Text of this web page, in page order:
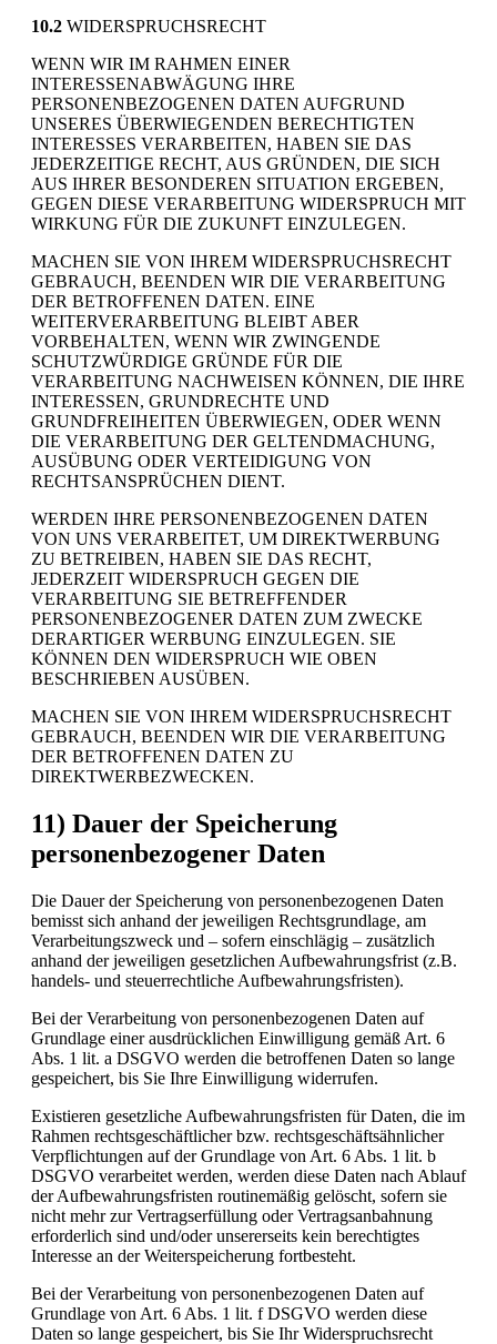
10.2 WIDERSPRUCHSRECHT
WENN WIR IM RAHMEN EINER
INTERESSENABWÄGUNG IHRE
PERSONENBEZOGENEN DATEN AUFGRUND
UNSERES ÜBERWIEGENDEN BERECHTIGTEN
INTERESSES VERARBEITEN, HABEN SIE DAS
JEDERZEITIGE RECHT, AUS GRÜNDEN, DIE SICH
AUS IHRER BESONDEREN SITUATION ERGEBEN,
GEGEN DIESE VERARBEITUNG WIDERSPRUCH MIT
WIRKUNG FÜR DIE ZUKUNFT EINZULEGEN.
MACHEN SIE VON IHREM WIDERSPRUCHSRECHT
GEBRAUCH, BEENDEN WIR DIE VERARBEITUNG
DER BETROFFENEN DATEN. EINE
WEITERVERARBEITUNG BLEIBT ABER
VORBEHALTEN, WENN WIR ZWINGENDE
SCHUTZWÜRDIGE GRÜNDE FÜR DIE
VERARBEITUNG NACHWEISEN KÖNNEN, DIE IHRE
INTERESSEN, GRUNDRECHTE UND
GRUNDFREIHEITEN ÜBERWIEGEN, ODER WENN
DIE VERARBEITUNG DER GELTENDMACHUNG,
AUSÜBUNG ODER VERTEIDIGUNG VON
RECHTSANSPRÜCHEN DIENT.
WERDEN IHRE PERSONENBEZOGENEN DATEN
VON UNS VERARBEITET, UM DIREKTWERBUNG
ZU BETREIBEN, HABEN SIE DAS RECHT,
JEDERZEIT WIDERSPRUCH GEGEN DIE
VERARBEITUNG SIE BETREFFENDER
PERSONENBEZOGENER DATEN ZUM ZWECKE
DERARTIGER WERBUNG EINZULEGEN. SIE
KÖNNEN DEN WIDERSPRUCH WIE OBEN
BESCHRIEBEN AUSÜBEN.
MACHEN SIE VON IHREM WIDERSPRUCHSRECHT
GEBRAUCH, BEENDEN WIR DIE VERARBEITUNG
DER BETROFFENEN DATEN ZU
DIREKTWERBEZWECKEN.
11) Dauer der Speicherung
personenbezogener Daten
Die Dauer der Speicherung von personenbezogenen Daten
bemisst sich anhand der jeweiligen Rechtsgrundlage, am
Verarbeitungszweck und – sofern einschlägig – zusätzlich
anhand der jeweiligen gesetzlichen Aufbewahrungsfrist (z.B.
handels- und steuerrechtliche Aufbewahrungsfristen).
Bei der Verarbeitung von personenbezogenen Daten auf
Grundlage einer ausdrücklichen Einwilligung gemäß Art. 6
Abs. 1 lit. a DSGVO werden die betroffenen Daten so lange
gespeichert, bis Sie Ihre Einwilligung widerrufen.
Existieren gesetzliche Aufbewahrungsfristen für Daten, die im
Rahmen rechtsgeschäftlicher bzw. rechtsgeschäftsähnlicher
Verpflichtungen auf der Grundlage von Art. 6 Abs. 1 lit. b
DSGVO verarbeitet werden, werden diese Daten nach Ablauf
der Aufbewahrungsfristen routinemäßig gelöscht, sofern sie
nicht mehr zur Vertragserfüllung oder Vertragsanbahnung
erforderlich sind und/oder unsererseits kein berechtigtes
Interesse an der Weiterspeicherung fortbesteht.
Bei der Verarbeitung von personenbezogenen Daten auf
Grundlage von Art. 6 Abs. 1 lit. f DSGVO werden diese
Daten so lange gespeichert, bis Sie Ihr Widerspruchsrecht